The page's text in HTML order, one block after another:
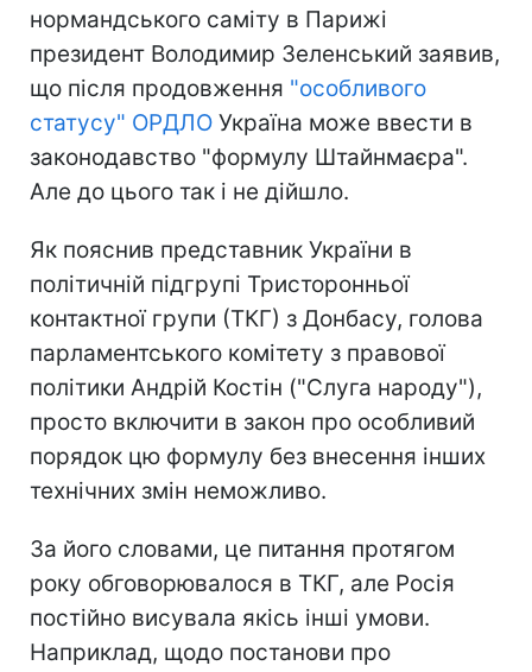
нормандського саміту в Парижі
президент Володимир Зеленський заявив,
що після продовження "особливого
статусу" ОРДЛО Україна може ввести в
законодавство "формулу Штайнмаєра".
Але до цього так і не дійшло.
Як пояснив представник України в
політичній підгрупі Тристоронньої
контактної групи (ТКГ) з Донбасу, голова
парламентського комітету з правової
політики Андрій Костін ("Слуга народу"),
просто включити в закон про особливий
порядок цю формулу без внесення інших
технічних змін неможливо.
За його словами, це питання протягом
року обговорювалося в ТКГ, але Росія
постійно висувала якісь інші умови.
Наприклад, щодо постанови про